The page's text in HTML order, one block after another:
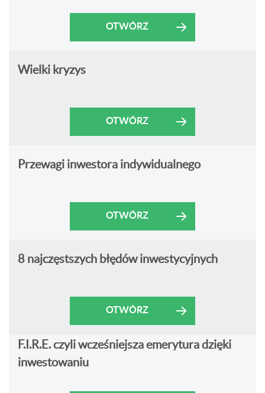
OTWÓRZ
Wielki kryzys
OTWÓRZ
Przewagi inwestora indywidualnego
OTWÓRZ
8 najczęstszych błędów inwestycyjnych
OTWÓRZ
F.I.R.E. czyli wcześniejsza emerytura dzięki
inwestowaniu